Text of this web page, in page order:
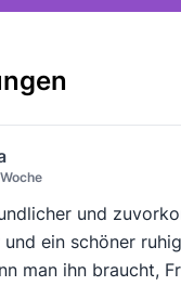
und
und ein schöner
man ihn braucht,